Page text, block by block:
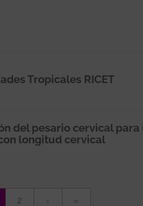
Tropicales RICET
del pesario cervical para
longitud cervical
Página
2
Siguiente
›
Última
»